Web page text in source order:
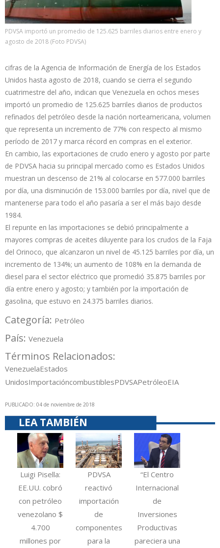
PDVSA importó un promedio de 125.625 barriles diarios entre enero y
agosto de 2018 (Foto PDVSA)
cifras de la Agencia de Información de Energía de los Estados
Unidos hasta agosto de 2018, cuando se cierra el segundo
cuatrimestre del año, indican que Venezuela en ochos meses
importó un promedio de 125.625 barriles diarios de productos
refinados del petróleo desde la nación norteamericana, volumen
que representa un incremento de 77% con respecto al mismo
período de 2017 y marca récord en compras en el exterior.
En cambio, las exportaciones de crudo enero y agosto por parte
de PDVSA hacia su principal mercado como es Estados Unidos
muestran un descenso de 21% al colocarse en 577.000 barriles
por día, una disminución de 153.000 barriles por día, nivel que de
mantenerse para todo el año pasaría a ser el más bajo desde
1984.
El repunte en las importaciones se debió principalmente a
mayores compras de aceites diluyente para los crudos de la Faja
del Orinoco, que alcanzaron un nivel de 45.125 barriles por día, un
incremento de 134%; un aumento de 108% en la demanda de
diesel para el sector eléctrico que promedió 35.875 barriles por
día entre enero y agosto; y también por la importación de
gasolina, que estuvo en 24.375 barriles diarios.
Categoría: Petróleo
País: Venezuela
Términos Relacionados:
VenezuelaEstados
UnidosImportacióncombustiblesPDVSAPetróleoEIA
PUBLICADO: 04 de noviembre de 2018
LEA TAMBIÉN
Luigi Pisella:
EE.UU. cobró
con petróleo
venezolano $
4.700
millones por
PDVSA
reactivó
importación
de
componentes
para la
“El Centro
Internacional
de
Inversiones
Productivas
pareciera una